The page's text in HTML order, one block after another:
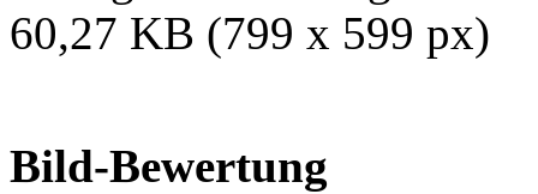
60,27 KB (799 x 599 px)
Bild-Bewertung